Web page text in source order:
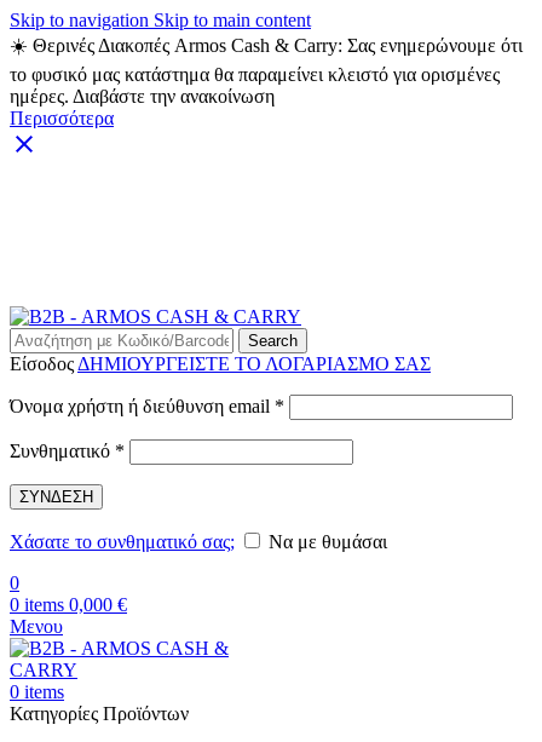
Skip to navigation Skip to main content
☀️ Θερινές Διακοπές Armos Cash & Carry: Σας ενημερώνουμε ότι
το φυσικό μας κατάστημα θα παραμείνει κλειστό για ορισμένες
ημέρες. Διαβάστε την ανακοίνωση
Περισσότερα
Search
Είσοδος ΔΗΜΙΟΥΡΓΕΙΣΤΕ ΤΟ ΛΟΓΑΡΙΑΣΜΟ ΣΑΣ
Όνομα χρήστη ή διεύθυνση email *
Συνθηματικό *
ΣΥΝΔΕΣΗ
Χάσατε το συνθηματικό σας;
Να με θυμάσαι
0
0 items 0,000 €
Μενου
0 items
Κατηγορίες Προϊόντων